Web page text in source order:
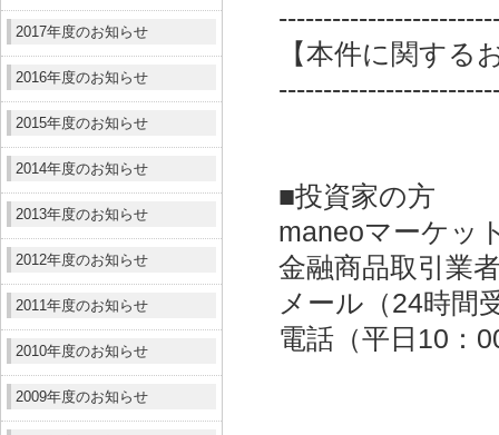
2017年度のお知らせ
2016年度のお知らせ
2015年度のお知らせ
2014年度のお知らせ
2013年度のお知らせ
2012年度のお知らせ
2011年度のお知らせ
2010年度のお知らせ
2009年度のお知らせ
【本件に関する
■投資家の方
maneoマーケッ
金融商品取引業
メール（24時間
電話（平日10：